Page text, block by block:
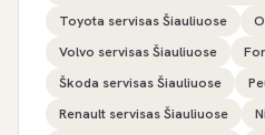
Toyota servisas Šiauliuose
Volvo servisas Šiauliuose
Škoda servisas Šiauliuose
Renault servisas Šiauliuose